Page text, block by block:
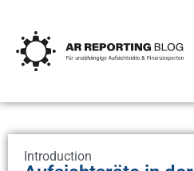
Introduction